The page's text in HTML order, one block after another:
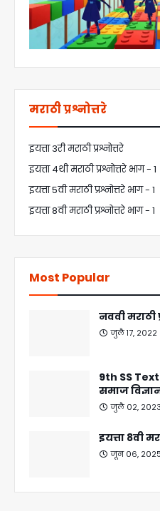
मराठी प्रश्नोत्तरे
इयत्ता 3री मराठी प्रश्नोत्तरे
इयत्ता 4थी मराठी प्रश्नोत्तरे भाग - 1
इयत्ता 5वी मराठी प्रश्नोत्तरे भाग - 1
इयत्ता 8वी मराठी प्रश्नोत्तरे भाग - 1
Most Popular
नववी मराठी
जुलै १७, २०२२
9th SS
समाज
जुलै ०२, २०२३
इयत्ता 8वी
जून ०६, २०२५